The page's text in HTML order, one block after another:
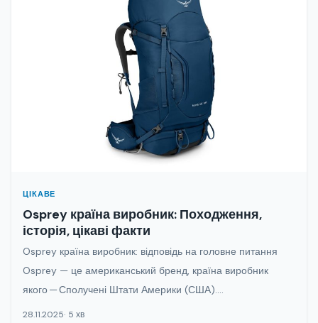
ЦІКАВЕ
Osprey країна виробник: Походження,
історія, цікаві факти
Osprey країна виробник: відповідь на головне питання
Osprey — це американський бренд, країна виробник
якого — Сполучені Штати Америки (США)....
28.11.2025 5 хв